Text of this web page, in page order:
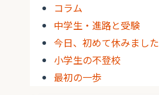
コラム
中学生・進路と受験
今日、初めて休みました
小学生の不登校
最初の一歩